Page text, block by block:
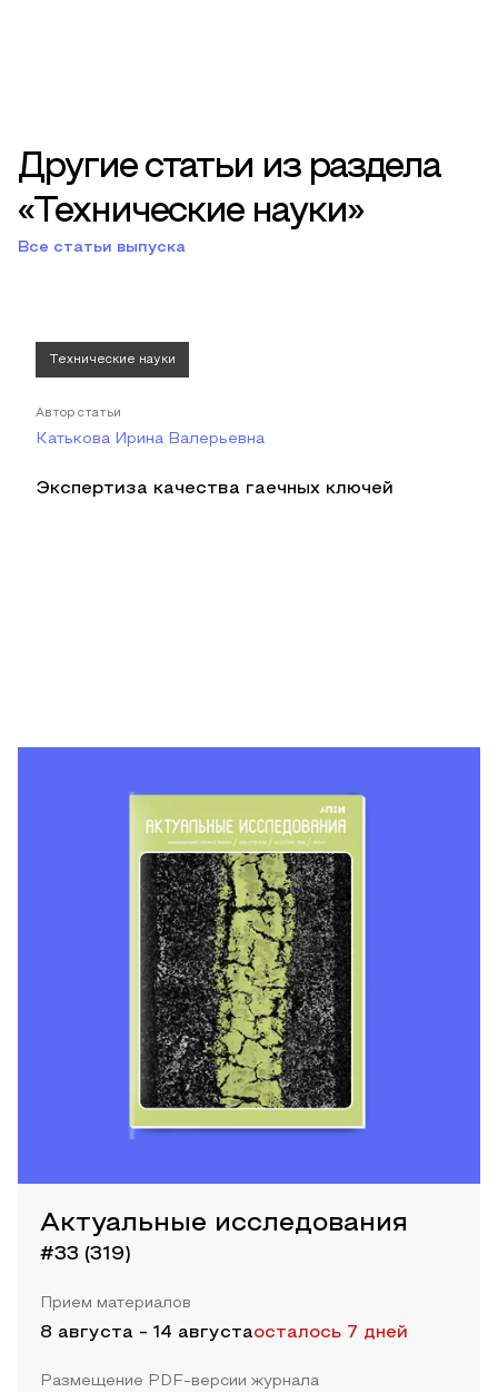
Другие статьи из раздела
«Технические науки»
Все статьи выпуска
Технические науки
Автор статьи
Катькова Ирина Валерьевна
Экспертиза качества гаечных ключей
Актуальные исследования
#33 (319)
Прием материалов
8 августа - 14 августаосталось 7 дней
Размещение PDF-версии журнала